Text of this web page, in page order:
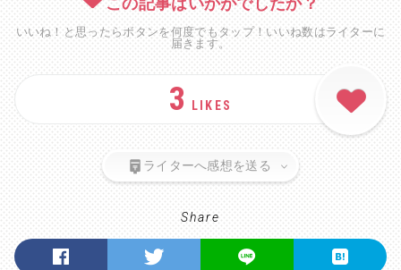
いいね！と思ったらボタンを何度でもタップ！いいね数はライターに
届きます。
3 LIKES
ライターへ感想を送る
Share